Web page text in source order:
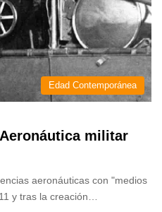
Edad Contemporánea
militar
aeronáuticas con "medios
y tras la creación…